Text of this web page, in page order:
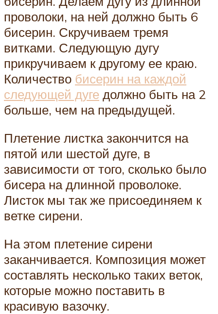
проволоки, на ней должно быть 6
бисерин. Скручиваем тремя
витками. Следующую дугу
прикручиваем к другому ее краю.
Количество бисерин на каждой
следующей дуге должно быть на 2
больше, чем на предыдущей.
Плетение листка закончится на
пятой или шестой дуге, в
зависимости от того, сколько было
бисера на длинной проволоке.
Листок мы так же присоединяем к
ветке сирени.
На этом плетение сирени
заканчивается. Композиция может
составлять несколько таких веток,
которые можно поставить в
красивую вазочку.